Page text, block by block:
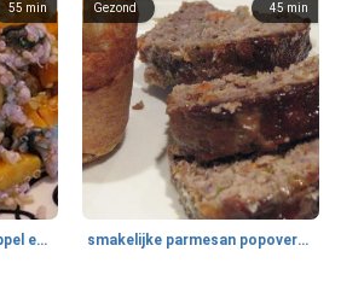
55 min
quinoa met zoete aardappel en champignons
45min
Gezond
smakelijke parmesan popovers (gezonder!)